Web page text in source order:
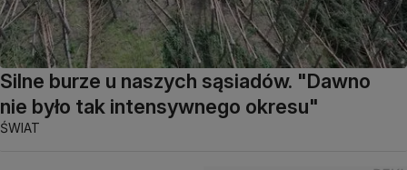
Silne burze u naszych sąsiadów. "Dawno
nie było tak intensywnego okresu"
ŚWIAT